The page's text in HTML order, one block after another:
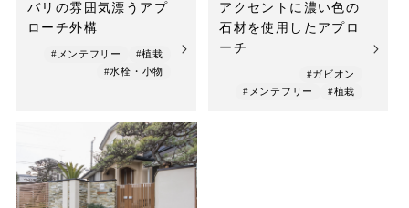
バリの雰囲気漂うアプ
ローチ外構
#メンテフリー
#植栽
#水栓・小物
アクセントに濃い色の
石材を使用したアプロ
ーチ
#ガビオン
#メンテフリー
#植栽